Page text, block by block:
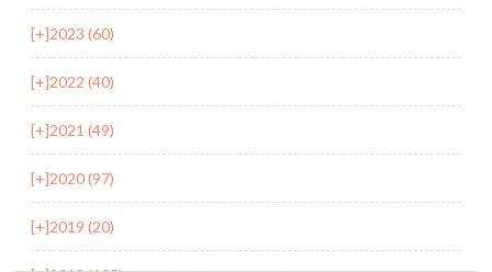
[+]2023 (60)
[+]2022 (40)
[+]2021 (49)
[+]2020 (97)
[+]2019 (20)